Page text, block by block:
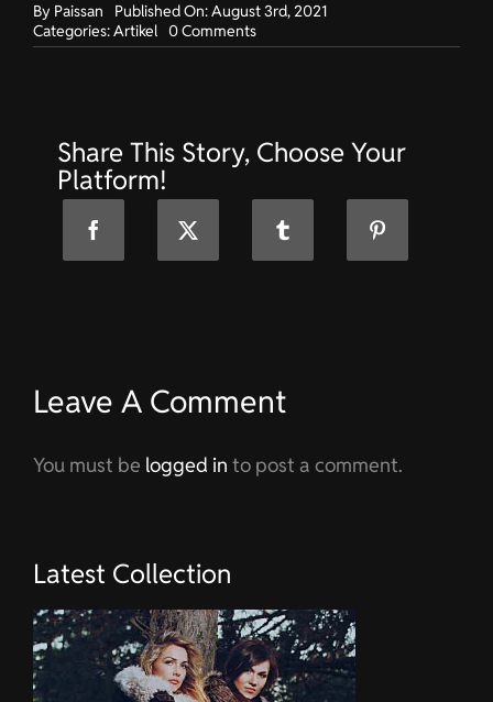
By Paissan
Published On: August 3rd, 2021
Categories:Artikel 0 Commentson
Arbeitskleidung
Share This Story, Choose Your
Platform!
Leave A Comment
You must be logged in to post a comment.
Latest Collection